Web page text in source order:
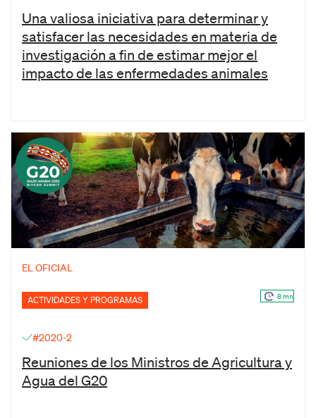
Una valiosa iniciativa para determinar y
satisfacer las necesidades en materia de
investigación a fin de estimar mejor el
impacto de las enfermedades animales
EL OFICIAL
ACTIVIDADES Y PROGRAMAS 8 mn
#2020-2
Reuniones de los Ministros de Agricultura y
Agua del G20